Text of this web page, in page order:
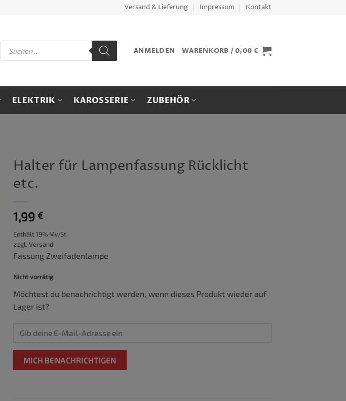
Versand & Lieferung Impressum Kontakt
Products
search
ANMELDEN WARENKORB /0,00 €
ELEKTRIK KAROSSERIE ZUBEHÖR
Halter für Lampenfassung Rücklicht
etc.
1,99 €
Enthält 19% MwSt.
zzgl. Versand
Fassung Zweifadenlampe
Nicht vorrätig
Möchtest du benachrichtigt werden, wenn dieses Produkt wieder auf
Lager ist?
MICH BENACHRICHTIGEN